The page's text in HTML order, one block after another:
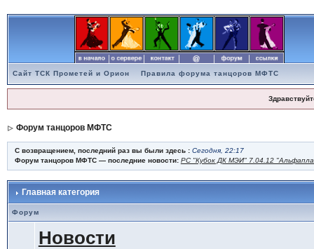
Сайт ТСК Прометей и Орион Правила форума танцоров МФТС
Форум танцоров МФТС
С возвращением, последний раз вы были здесь : Сегодня, 22:17
Форум танцоров МФТС — последние новости: РС "Кубок ДК МЭИ" 7.04.12
Главная категория
Форум
Новости